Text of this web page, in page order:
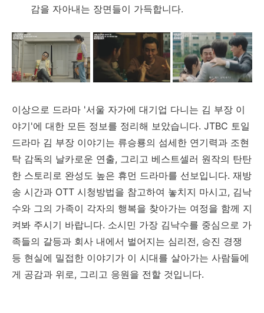
감을 자아내는 장면들이 가득합니다.
이상으로 드라마 '서울 자가에 대기업 다니는 김 부장 이
야기'에 대한 모든 정보를 정리해 보았습니다. JTBC 토일
드라마 김 부장 이야기는 류승룡의 섬세한 연기력과 조현
탁 감독의 날카로운 연출, 그리고 베스트셀러 원작의 탄탄
한 스토리로 완성도 높은 휴먼 드라마를 선보입니다. 재방
송 시간과 OTT 시청방법을 참고하여 놓치지 마시고, 김낙
수와 그의 가족이 각자의 행복을 찾아가는 여정을 함께 지
켜봐 주시기 바랍니다. 소시민 가장 김낙수를 중심으로 가
족들의 갈등과 회사 내에서 벌어지는 심리전, 승진 경쟁
등 현실에 밀접한 이야기가 이 시대를 살아가는 사람들에
게 공감과 위로, 그리고 응원을 전할 것입니다.